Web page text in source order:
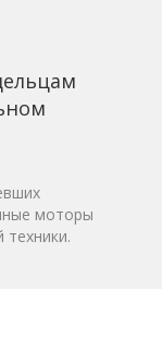
моторы